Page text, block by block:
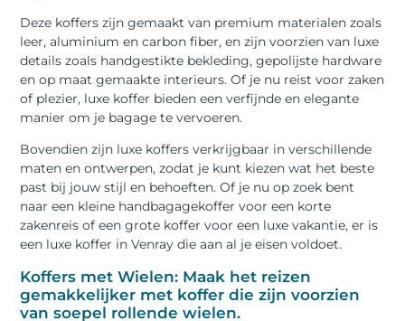
Deze koffers zijn gemaakt van premium materialen zoals
leer, aluminium en carbon fiber, en zijn voorzien van luxe
details zoals handgestikte bekleding, gepolijste hardware
en op maat gemaakte interieurs. Of je nu reist voor zaken
of plezier, luxe koffer bieden een verfijnde en elegante
manier om je bagage te vervoeren.
Bovendien zijn luxe koffers verkrijgbaar in verschillende
maten en ontwerpen, zodat je kunt kiezen wat het beste
past bij jouw stijl en behoeften. Of je nu op zoek bent
naar een kleine handbagagekoffer voor een korte
zakenreis of een grote koffer voor een luxe vakantie, er is
een luxe koffer in Venray die aan al je eisen voldoet.
Koffers met Wielen: Maak het reizen
gemakkelijker met koffer die zijn voorzien
van soepel rollende wielen.